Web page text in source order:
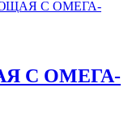
С ОМЕГА-